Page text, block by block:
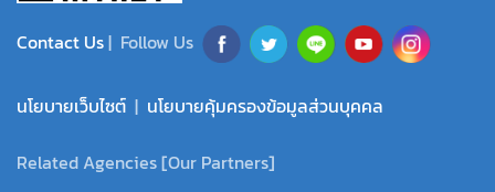
Contact Us| Follow Us
นโยบายเว็บไซต์ | นโยบายคุ้มครองข้อมูลส่วนบุคคล
Related Agencies [Our Partners]